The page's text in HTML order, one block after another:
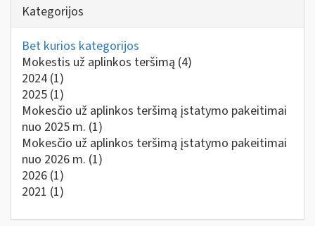
Kategorijos
Bet kurios kategorijos
Mokestis už aplinkos teršimą (4)
2024 (1)
2025 (1)
Mokesčio už aplinkos teršimą įstatymo pakeitimai
nuo 2025 m. (1)
Mokesčio už aplinkos teršimą įstatymo pakeitimai
nuo 2026 m. (1)
2026 (1)
2021 (1)